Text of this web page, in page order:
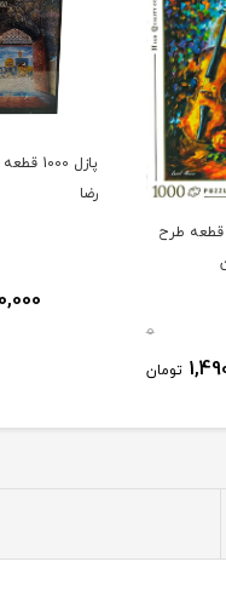
پازل ربکا 1000 قطعه طرح
0
تومان
پازل
رضا